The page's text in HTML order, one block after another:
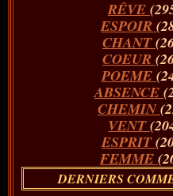
RÊVE
ESPOIR
CHANT
COEUR
POEME
ABSENCE
CHEMIN
VENT
ESPRIT
FEMME
DERNIERS